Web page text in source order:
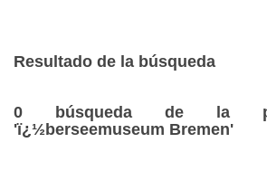
Resultado de la búsqueda
0 búsqueda de la
'ï¿½berseemuseum Bremen'